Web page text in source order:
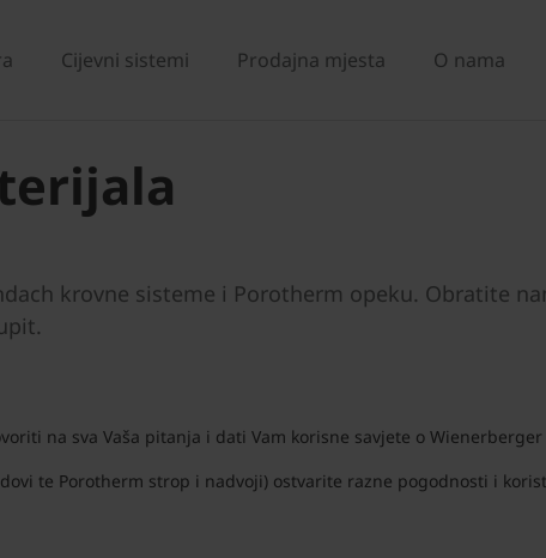
Cijevni sistemi Prodajna mjesta O nama
krovne sisteme i Porotherm opeku. Obratite
na sva Vaša pitanja i dati Vam korisne savjete o
te Porotherm strop i nadvoji) ostvarite razne pogodnosti i